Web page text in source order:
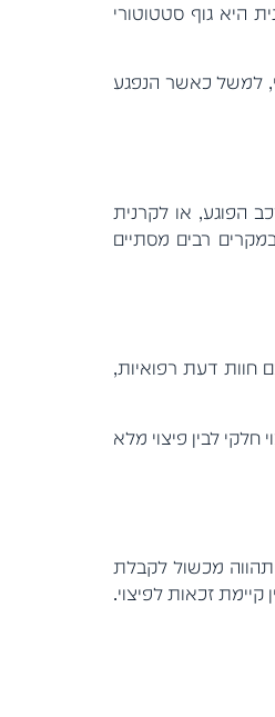
היא גוף סטטוטורי
למשל כאשר הנפגע
הפוגע, או לקרנית
רבים מסתיים
חוות דעת רפואיות,
לבין פיצוי מלא
מכשול לקבלת
זכאות לפיצוי.